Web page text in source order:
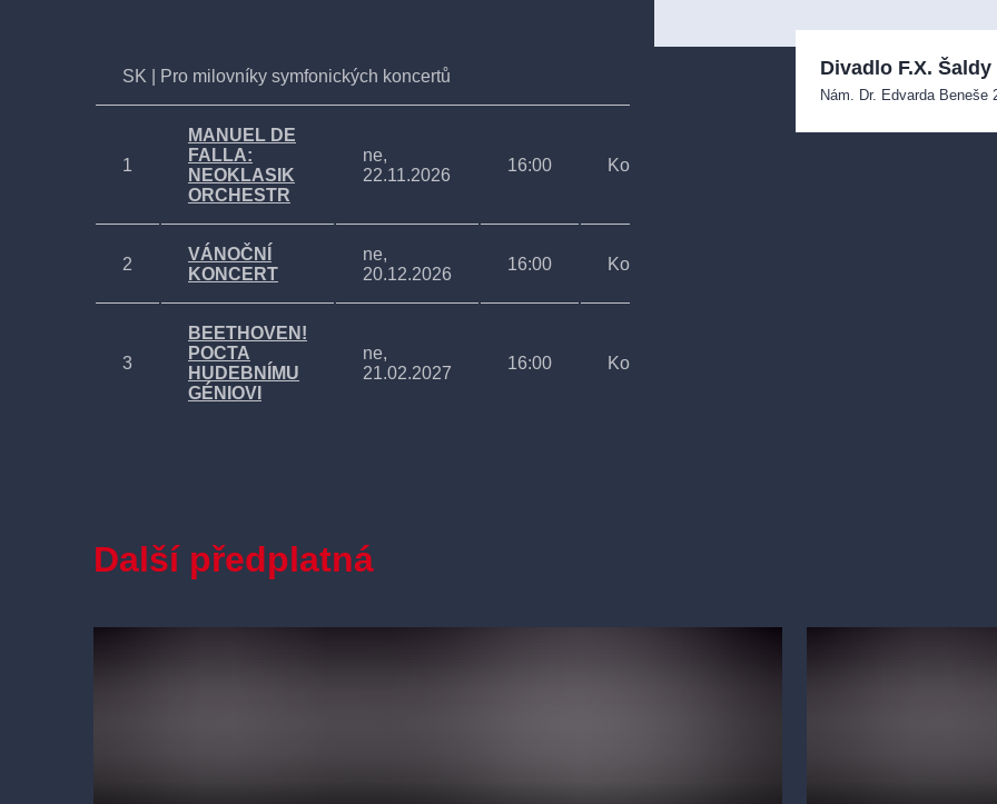
SK | Pro milovníky symfonických koncertů
1
MANUEL DE
FALLA:
NEOKLASIK
ORCHESTR
ne,
22.11.2026
16:00 Koncert
2
VÁNOČNÍ
KONCERT
ne,
20.12.2026
16:00 Koncert
3
BEETHOVEN!
POCTA
HUDEBNÍMU
GÉNIOVI
ne,
21.02.2027
16:00 Koncert
Divadlo F.X. Šaldy
Nám. Dr. Edvarda Beneše
Další předplatná